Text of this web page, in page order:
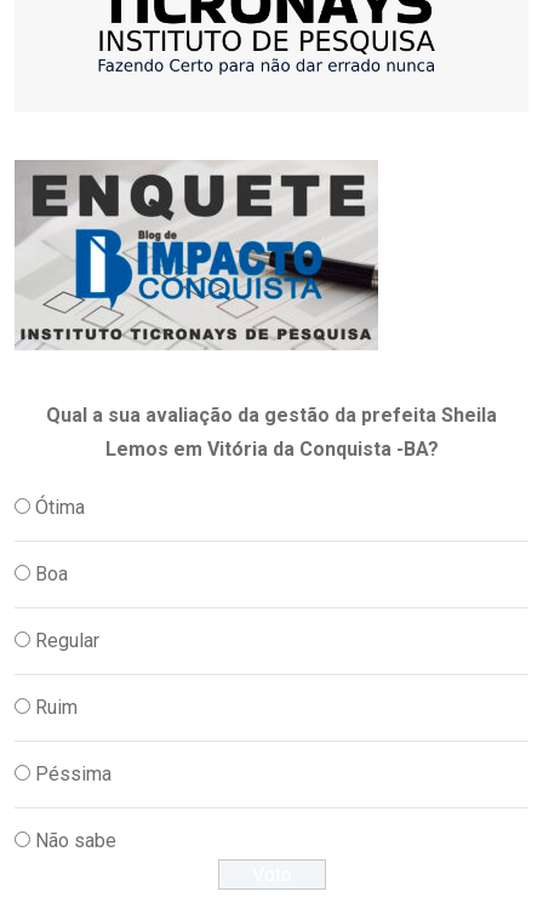
Qual a sua avaliação da gestão da prefeita Sheila
Lemos em Vitória da Conquista -BA?
Ótima
Boa
Regular
Ruim
Péssima
Não sabe